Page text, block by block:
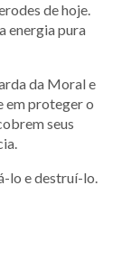
de hoje.
energia pura
da Moral e
em proteger o
seus
lo e destruí-lo.